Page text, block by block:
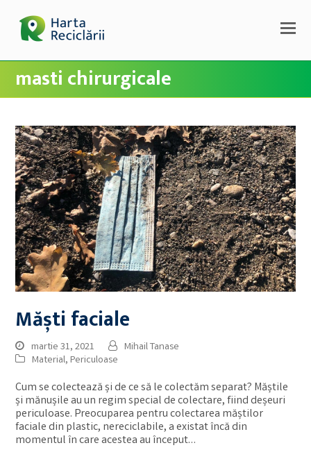
masti chirurgicale
Măști faciale
martie 31, 2021
Mihail Tanase
Material,Periculoase
Cum se colectează și de ce să le colectăm separat? Măștile
și mănușile au un regim special de colectare, fiind deșeuri
periculoase. Preocuparea pentru colectarea măștilor
faciale din plastic, nereciclabile, a existat încă din
momentul în care acestea au început…